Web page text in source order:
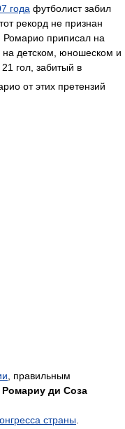
года футболист забил
рекорд не признан
приписал на
на детском, юношеском и
гол, забитый в
от этих претензий
, правильным
Ромариу ди Соза
страны